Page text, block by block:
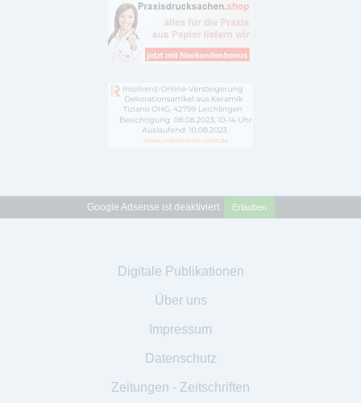
Google Adsense ist deaktiviert. Erlauben
Digitale Publikationen
Über uns
Impressum
Datenschutz
Zeitungen - Zeitschriften